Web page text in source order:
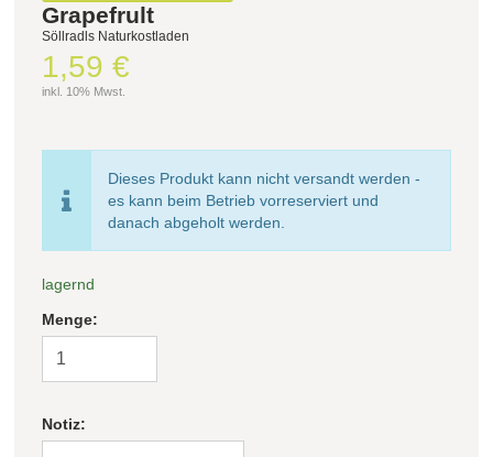
Grapefrult
Söllradls Naturkostladen
1,59 €
inkl. 10% Mwst.
Dieses Produkt kann nicht versandt werden -
es kann beim Betrieb vorreserviert und
danach abgeholt werden.
lagernd
Menge:
Notiz: